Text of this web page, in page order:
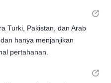
Turki, Pakistan, dan Arab
hanya menjanjikan
pertahanan.